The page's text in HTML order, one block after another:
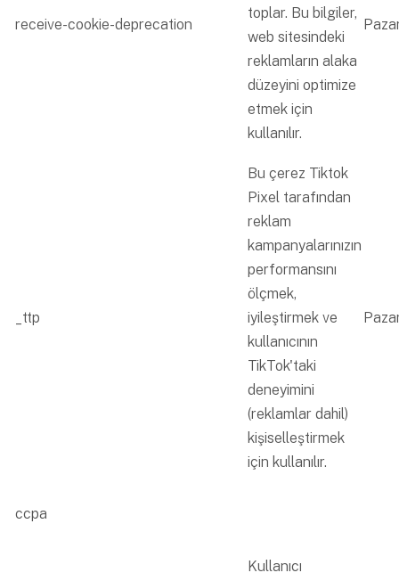
receive-cookie-deprecation
toplar. Bu bilgiler,
web sitesindeki
reklamların alaka
düzeyini optimize
etmek için
kullanılır.
_ttp
Bu çerez Tiktok
Pixel tarafından
reklam
kampanyalarınızın
performansını
ölçmek,
iyileştirmek ve
kullanıcının
TikTok'taki
deneyimini
(reklamlar dahil)
kişiselleştirmek
için kullanılır.
ccpa
Kullanıcı